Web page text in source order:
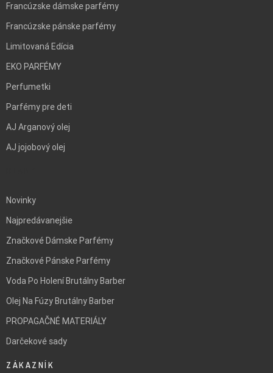
Francúzske dámske parfémy
Francúzske pánske parfémy
Limitovaná Edícia
EKO PARFÉMY
Perfumetki
Parfémy pre deti
AJ Arganový olej
AJ jojobový olej
Novinky
Najpredávanejšie
Značkové Dámske Parfémy
Značkové Pánske Parfémy
Voda Po Holení Brutálny Barber
Olej Na Fúzy Brutálny Barber
PROPAGAČNÉ MATERIÁLY
Darčekové sady
ZÁKAZNÍK